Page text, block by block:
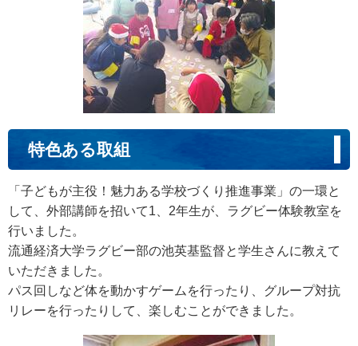
特色ある取組
「子どもが主役！魅力ある学校づくり推進事業」の一環と
して、外部講師を招いて1、2年生が、ラグビー体験教室を
行いました。
流通経済大学ラグビー部の池英基監督と学生さんに教えて
いただきました。
パス回しなど体を動かすゲームを行ったり、グループ対抗
リレーを行ったりして、楽しむことができました。